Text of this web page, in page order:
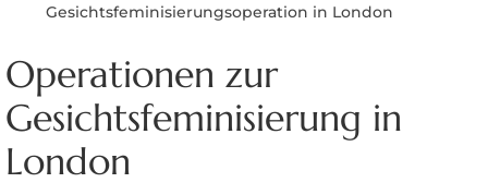
Gesichtsfeminisierungsoperation in London
Operationen zur
Gesichtsfeminisierung in
London